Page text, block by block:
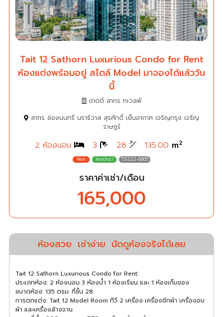
Tait 12 Sathorn Luxurious Condo for Rent
ห้องแต่งพร้อมอยู่ สไตล์ Model มาจองได้แล้ววัน
นี้
เทตต์ สาทร ทเวลฟ์
สาทร ช่องนนทรี นราธิวาส สุรศักดิ์ เย็นอากาศ เจริญกรุง เจริญ
ราษฎร์
2 ห้องนอน 3 28 135.00 m2
TS1222-0005
ราคาค่าเช่า/เดือน
165,000
ห้องสวย เช่าง่าย นัดดูห้องจริงได้เลย
Tait 12 Sathorn Luxurious Condo for Rent:
ประเภทห้อง: 2 ห้องนอน 3 ห้องน้ํา 1 ห้องเรียน และ 1 ห้องเก็บของ
ขนาดห้อง: 135 ตรม. ที่ชั้น 28
การตกแต่ง: Tait 12 Model Room ทีวี 2 เครื่อง เครื่องซักผ้า เครื่องอบ
ผ้า และเครื่องล้างจาน